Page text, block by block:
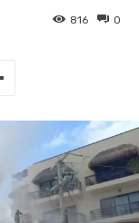
0
816